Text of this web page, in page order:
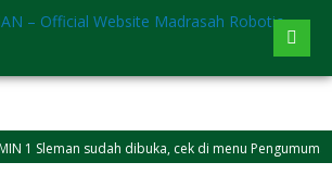
sudah dibuka, cek di menu Pengumuman